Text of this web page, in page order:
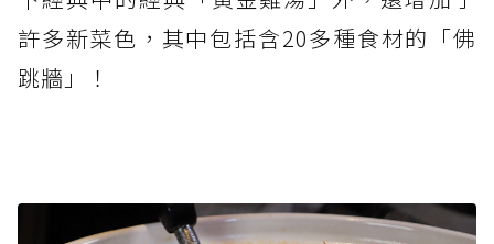
許多新菜色，其中包括含20多種食材的「佛
跳牆」！